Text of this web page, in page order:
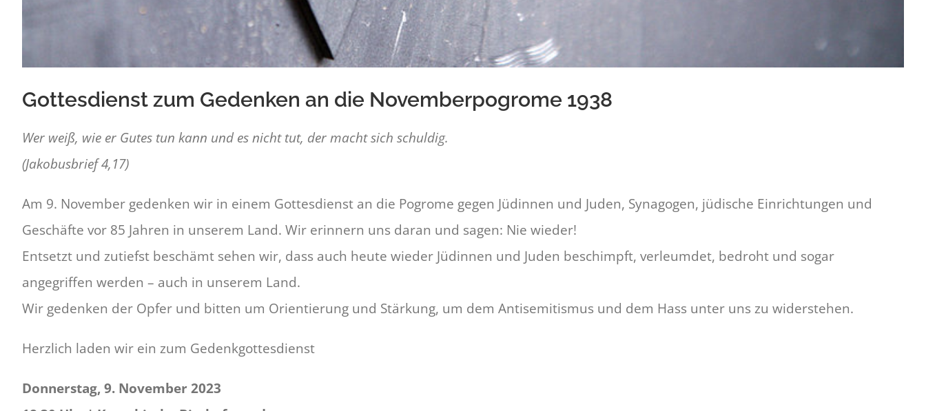
Gottesdienst zum Gedenken an die Novemberpogrome 1938
Wer weiß, wie er Gutes tun kann und es nicht tut, der macht sich schuldig.
(Jakobusbrief 4,17)
Am 9. November gedenken wir in einem Gottesdienst an die Pogrome gegen Jüdinnen und Juden, Synagogen, jüdische Einrichtungen und
Geschäfte vor 85 Jahren in unserem Land. Wir erinnern uns daran und sagen: Nie wieder!
Entsetzt und zutiefst beschämt sehen wir, dass auch heute wieder Jüdinnen und Juden beschimpft, verleumdet, bedroht und sogar
angegriffen werden – auch in unserem Land.
Wir gedenken der Opfer und bitten um Orientierung und Stärkung, um dem Antisemitismus und dem Hass unter uns zu widerstehen.
Herzlich laden wir ein zum Gedenkgottesdienst
Donnerstag, 9. November 2023